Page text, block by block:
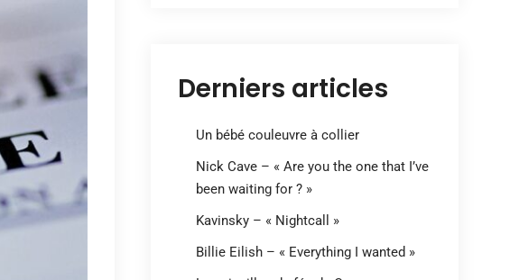
Derniers articles
Un bébé couleuvre à collier
Nick Cave – « Are you the one that I’ve
been waiting for ? »
Kavinsky – « Nightcall »
Billie Eilish – « Everything I wanted »